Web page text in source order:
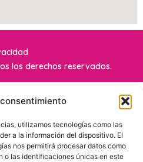
utilizamos tecnologías como las
a la información del dispositivo. El
nos permitirá procesar datos como
o las identificaciones únicas en este
los derechos reservados.